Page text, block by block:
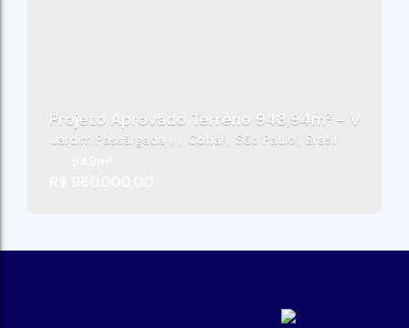
Projeto Aprovado Terreno 948,94m² - Vila
Jardim Passárgada I Cotia São Paulo
Brasil